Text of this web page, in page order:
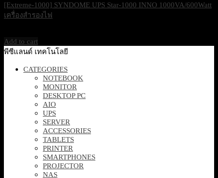
[Extreme-1000] SYNDOME UPS Star-1000 INNO 1000VA/600Watt
เครื่องสำรองไฟ
Add to cart
พีซีแลนด์ เทคโนโลยี
CATEGORIES
NOTEBOOK
MONITOR
DESKTOP PC
AIO
UPS
SERVER
ACCESSORIES
TABLETS
PRINTER
SMARTPHONES
PROJECTOR
NAS